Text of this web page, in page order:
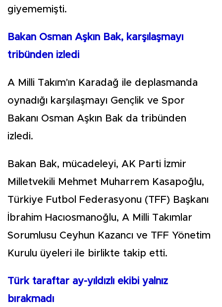
giyememişti.
Bakan Osman Aşkın Bak, karşılaşmayı
tribünden izledi
A Milli Takım'ın Karadağ ile deplasmanda
oynadığı karşılaşmayı Gençlik ve Spor
Bakanı Osman Aşkın Bak da tribünden
izledi.
Bakan Bak, mücadeleyi, AK Parti İzmir
Milletvekili Mehmet Muharrem Kasapoğlu,
Türkiye Futbol Federasyonu (TFF) Başkanı
İbrahim Hacıosmanoğlu, A Milli Takımlar
Sorumlusu Ceyhun Kazancı ve TFF Yönetim
Kurulu üyeleri ile birlikte takip etti.
Türk taraftar ay-yıldızlı ekibi yalnız
bırakmadı